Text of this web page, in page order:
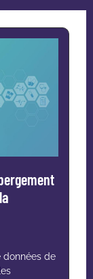
données de